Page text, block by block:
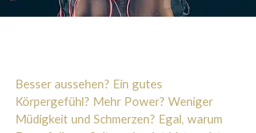
Besser aussehen? Ein gutes
Körpergefühl? Mehr Power? Weniger
Müdigkeit und Schmerzen? Egal, warum